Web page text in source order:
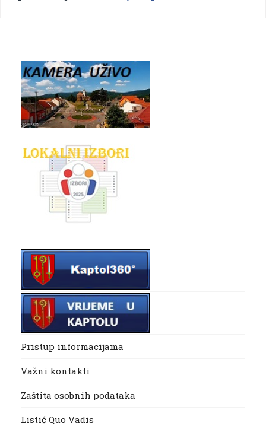
Pristup informacijama
Važni kontakti
Zaštita osobnih podataka
Listić Quo Vadis